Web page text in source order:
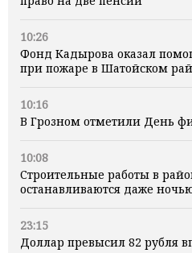
10:26
Фонд Кадырова оказал
при пожаре в Шатойском
10:16
В Грозном отметили День
10:08
Строительные работы в
останавливаются даже
23:15
Доллар превысил 82 рубля